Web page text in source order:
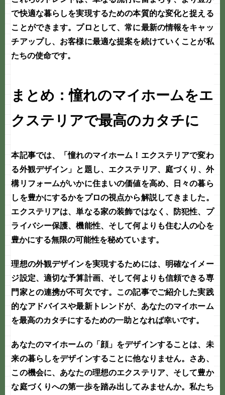
で快適な暮らしを実現するための本質的な変化と捉える
ことができます。プロとして、常に最新の情報をキャッ
チアップし、お客様に最適な提案を続けていくことが私
たちの使命です。
まとめ：憧れのマイホームをエ
クステリアで最高のカタチに
本記事では、「憧れのマイホーム！エクステリアで変わ
る外観デザイン」と題し、 エクステリア、 庭づくり 、 外
構リフォームがいかに住まいの価値を高め、日々の暮ら
しを豊かにするかをプロの視点から解説してきました。
エクステリアは、単なる家の装飾ではなく、防犯性、プ
ライバシー保護、機能性、そして何よりも住む人の心を
豊かにする無限の可能性を秘めています。
理想の外観デザインを実現するためには、明確なイメー
ジ設定、適切な予算計画、そして何よりも信頼できる専
門家との連携が不可欠です。この記事でご紹介した実践
的なアドバイスや最新トレンドが、あなたのマイホーム
を最高のカタチにするための一助となれば幸いです。
あなたのマイホームの「顔」をデザインすることは、未
来の暮らしをデザインすることに他なりません。さあ、
この機会に、あなたの理想のエクステリア、そして豊か
な庭づくりへの第一歩を踏み出してみませんか。私たち